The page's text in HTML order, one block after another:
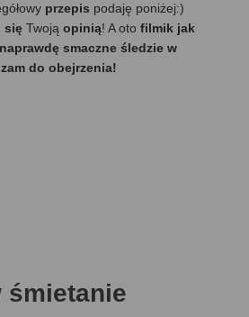
przepis podaję poniżej:)
się Twoją opinią! A oto filmik jak
smaczne śledzie w
do obejrzenia!
śmietanie